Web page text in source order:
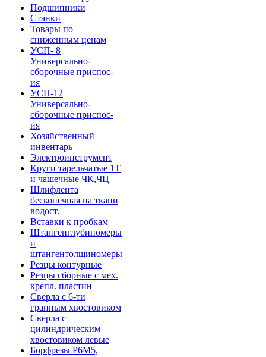
Подшипники
Станки
Товары по
сниженным ценам
УСП- 8
Универсально-
сборочные приспос-
ия
УСП-12
Универсально-
сборочные приспос-
ия
Хозяйственный
инвентарь
Электроинструмент
Круги тарельчатые 1Т
и чашечные ЧК,ЧЦ
Шлифлента
бесконечная на ткани
водост.
Вставки к пробкам
Штангенглубиномеры
и
штангентолщиномеры
Резцы контурные
Резцы сборные с мех.
крепл. пластин
Сверла с 6-ти
гранным хвостовиком
Сверла с
цилиндрическим
хвостовиком левые
Борфрезы Р6М5,